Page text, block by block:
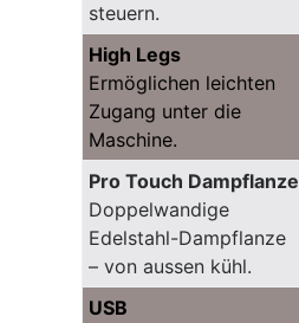
steuern.
High Legs
Ermöglichen leichten
Zugang unter die
Maschine.
Pro Touch Dampflanze
Doppelwandige
Edelstahl-Dampflanze
– von aussen kühl.
USB